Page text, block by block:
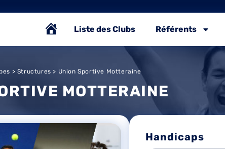
Liste des Clubs Référents
> Structures > Union Sportive Motteraine
MOTTERAINE
Handicaps